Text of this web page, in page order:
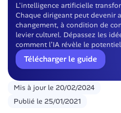
L'intelligence artificielle
Chaque dirigeant peut devenir
changement, à condition de
levier culturel. Dépassez les
comment l’IA révèle le
Télécharger le guide
Mis à jour le 20/02/2024
Publié le 25/01/2021